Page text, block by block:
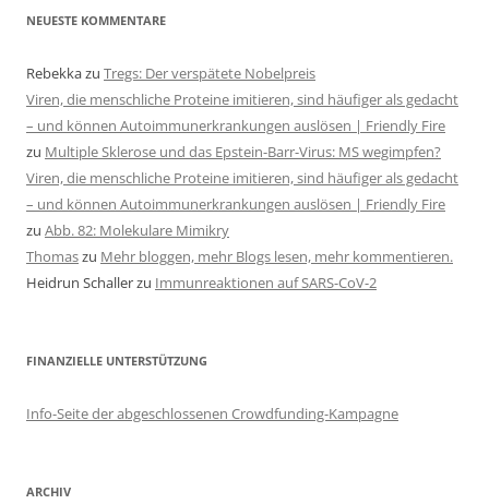
NEUESTE KOMMENTARE
Rebekkazu Tregs: Der verspätete Nobelpreis
Viren, die menschliche Proteine imitieren, sind häufiger als gedacht
– und können Autoimmunerkrankungen auslösen | Friendly Fire
zu Multiple Sklerose und das Epstein-Barr-Virus: MS wegimpfen?
Viren, die menschliche Proteine imitieren, sind häufiger als gedacht
– und können Autoimmunerkrankungen auslösen | Friendly Fire
zu Abb. 82: Molekulare Mimikry
Thomaszu Mehr bloggen, mehr Blogs lesen, mehr kommentieren.
Heidrun Schallerzu Immunreaktionen auf SARS-CoV-2
FINANZIELLE UNTERSTÜTZUNG
Info-Seite der abgeschlossenen Crowdfunding-Kampagne
ARCHIV